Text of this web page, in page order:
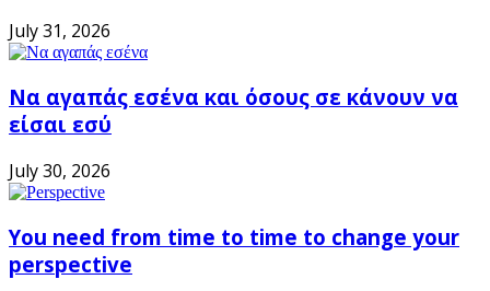
July 31, 2026
Να αγαπάς εσένα και όσους σε κάνουν να
είσαι εσύ
July 30, 2026
You need from time to time to change your
perspective